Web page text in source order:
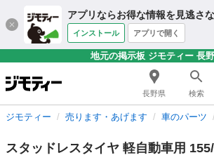
アプリならお得な情報を見逃さな
インストール アプリで開く
地元の掲示板 ジモティー 長
長野県 検索
ジモティー 売ります・あげます 車のパーツ
スタッドレスタイヤ 軽自動車用